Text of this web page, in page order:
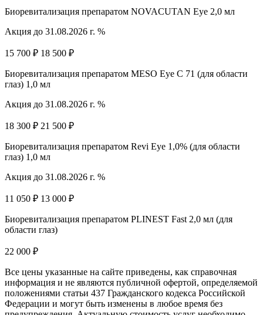
Биоревитализация препаратом NOVACUTAN Eye 2,0 мл
Акция до 31.08.2026 г. %
15 700 ₽ 18 500 ₽
Биоревитализация препаратом MESO Eye C 71 (для области
глаз) 1,0 мл
Акция до 31.08.2026 г. %
18 300 ₽ 21 500 ₽
Биоревитализация препаратом Revi Eye 1,0% (для области
глаз) 1,0 мл
Акция до 31.08.2026 г. %
11 050 ₽ 13 000 ₽
Биоревитализация препаратом PLINEST Fast 2,0 мл (для
области глаз)
22 000 ₽
Все цены указанные на сайте приведены, как справочная
информация и не являются публичной офертой, определяемой
положениями статьи 437 Гражданского кодекса Российской
Федерации и могут быть изменены в любое время без